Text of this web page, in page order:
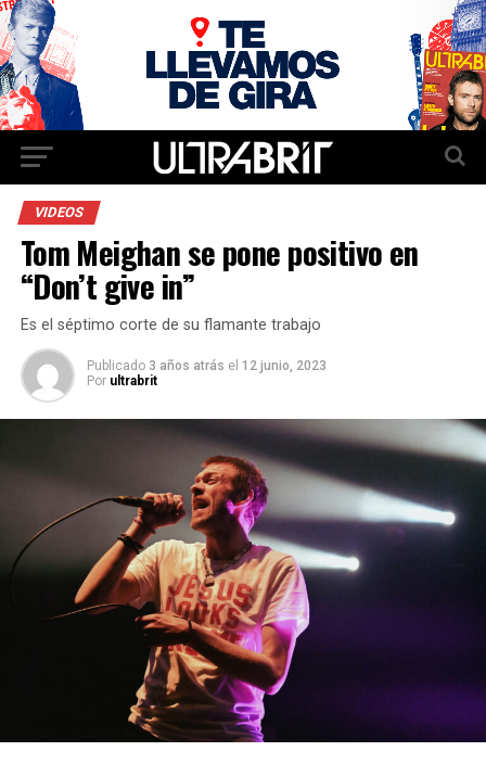
VIDEOS
Tom Meighan se pone positivo en
“Don’t give in”
Es el séptimo corte de su flamante trabajo
Publicado 3 años atrás el 12 junio, 2023
Por ultrabrit